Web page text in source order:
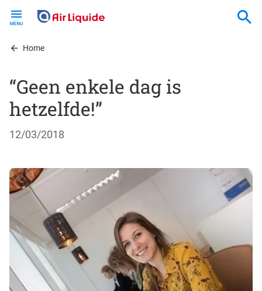
contentHome
“Geen enkele dag is
hetzelfde!”
12/03/2018